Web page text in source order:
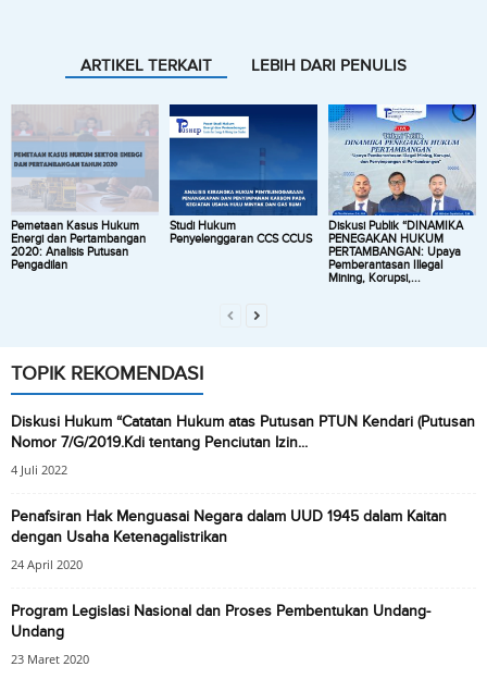
ARTIKEL TERKAIT LEBIH DARI PENULIS
Pemetaan Kasus Hukum
Energi dan Pertambangan
2020: Analisis Putusan
Pengadilan
Studi Hukum
Penyelenggaran CCS CCUS
Diskusi Publik “DINAMIKA
PENEGAKAN HUKUM
PERTAMBANGAN: Upaya
Pemberantasan Illegal
Mining, Korupsi,...
TOPIK REKOMENDASI
Diskusi Hukum “Catatan Hukum atas Putusan PTUN Kendari (Putusan
Nomor 7/G/2019.Kdi tentang Penciutan Izin...
4 Juli 2022
Penafsiran Hak Menguasai Negara dalam UUD 1945 dalam Kaitan
dengan Usaha Ketenagalistrikan
24 April 2020
Program Legislasi Nasional dan Proses Pembentukan Undang-
Undang
23 Maret 2020